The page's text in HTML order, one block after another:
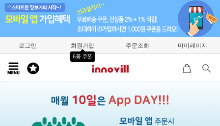
로그인 회원가입
6종 쿠폰
주문조회 마이페이지